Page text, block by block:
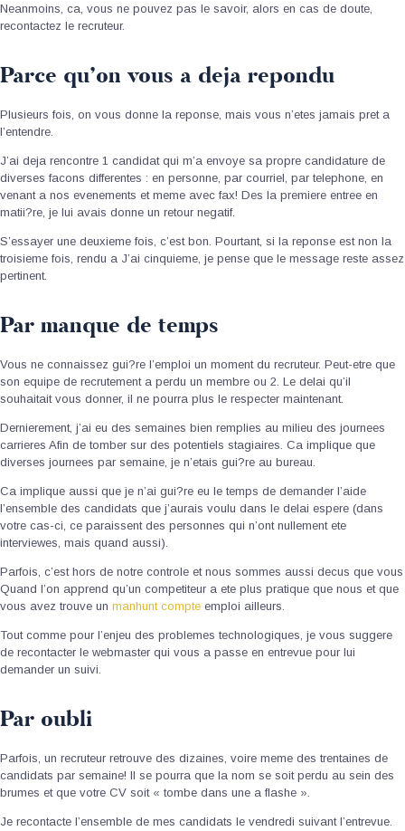
Neanmoins, ca, vous ne pouvez pas le savoir, alors en cas de doute,
recontactez le recruteur.
Parce qu’on vous a deja repondu
Plusieurs fois, on vous donne la reponse, mais vous n’etes jamais pret a
l’entendre.
J’ai deja rencontre 1 candidat qui m’a envoye sa propre candidature de
diverses facons differentes : en personne, par courriel, par telephone, en
venant a nos evenements et meme avec fax! Des la premiere entree en
matii?re, je lui avais donne un retour negatif.
S’essayer une deuxieme fois, c’est bon. Pourtant, si la reponse est non la
troisieme fois, rendu a J’ai cinquieme, je pense que le message reste assez
pertinent.
Par manque de temps
Vous ne connaissez gui?re l’emploi un moment du recruteur. Peut-etre que
son equipe de recrutement a perdu un membre ou 2. Le delai qu’il
souhaitait vous donner, il ne pourra plus le respecter maintenant.
Dernierement, j’ai eu des semaines bien remplies au milieu des journees
carrieres Afin de tomber sur des potentiels stagiaires. Ca implique que
diverses journees par semaine, je n’etais gui?re au bureau.
Ca implique aussi que je n’ai gui?re eu le temps de demander l’aide
l’ensemble des candidats que j’aurais voulu dans le delai espere (dans
votre cas-ci, ce paraissent des personnes qui n’ont nullement ete
interviewes, mais quand aussi).
Parfois, c’est hors de notre controle et nous sommes aussi decus que vous
Quand l’on apprend qu’un competiteur a ete plus pratique que nous et que
vous avez trouve un manhunt compte emploi ailleurs.
Tout comme pour l’enjeu des problemes technologiques, je vous suggere
de recontacter le webmaster qui vous a passe en entrevue pour lui
demander un suivi.
Par oubli
Parfois, un recruteur retrouve des dizaines, voire meme des trentaines de
candidats par semaine! Il se pourra que la nom se soit perdu au sein des
brumes et que votre CV soit « tombe dans une a flashe ».
Je recontacte l’ensemble de mes candidats le vendredi suivant l’entrevue.